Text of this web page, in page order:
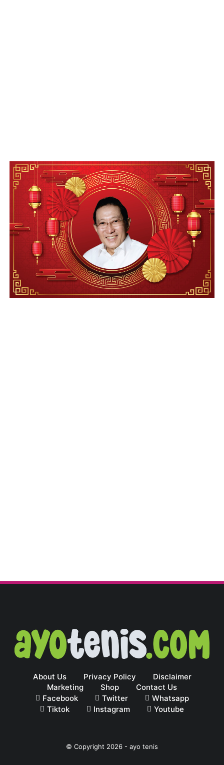
About Us Privacy Policy
Disclaimer
Marketing
Shop
Contact Us
Facebook
Twitter
Whatsapp
Tiktok
Instagram Youtube
© Copyright 2026 - ayo tenis